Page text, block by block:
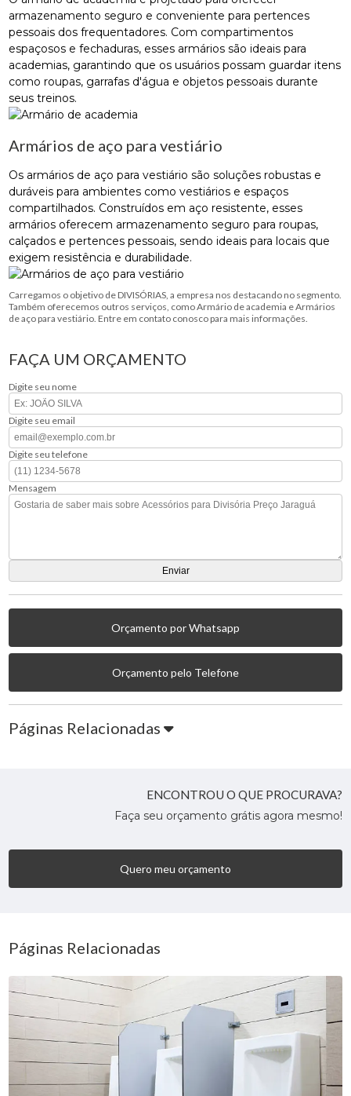
armazenamento seguro e conveniente para pertences
pessoais dos frequentadores. Com compartimentos
espaçosos e fechaduras, esses armários são ideais para
academias, garantindo que os usuários possam guardar itens
como roupas, garrafas d'água e objetos pessoais durante
seus treinos.
Armários de aço para vestiário
Os armários de aço para vestiário são soluções robustas e
duráveis para ambientes como vestiários e espaços
compartilhados. Construídos em aço resistente, esses
armários oferecem armazenamento seguro para roupas,
calçados e pertences pessoais, sendo ideais para locais que
exigem resistência e durabilidade.
Carregamos o objetivo de DIVISÓRIAS, a empresa nos destacando no segmento.
Também oferecemos outros serviços, como Armário de academia e Armários
de aço para vestiário. Entre em contato conosco para mais informações.
FAÇA UM ORÇAMENTO
Digite seu nome
Digite seu email
Digite seu telefone
Mensagem
Orçamento por Whatsapp
Orçamento pelo Telefone
Páginas Relacionadas
ENCONTROU O QUE PROCURAVA?
Faça seu orçamento grátis agora mesmo!
Quero meu orçamento
Páginas Relacionadas